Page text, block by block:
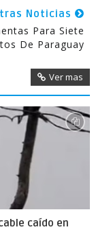
Noticias
Para Siete
De Paraguay
Ver mas
caído en